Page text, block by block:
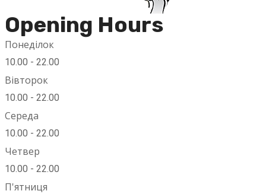
Opening Hours
Понеділок
10.00 - 22.00
Вівторок
10.00 - 22.00
Середа
10.00 - 22.00
Четвер
10.00 - 22.00
П'ятниця